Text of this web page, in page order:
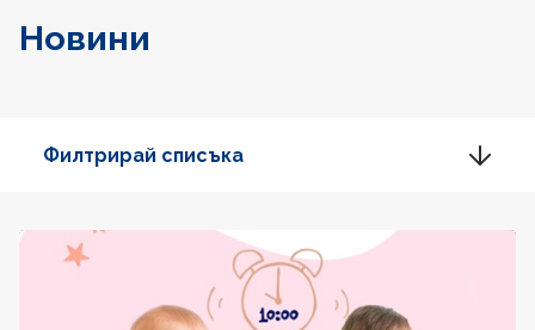
Новини
Филтрирай списъка